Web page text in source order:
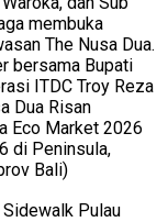
bersama Bupati
ITDC Troy Reza
Dua Risan
Eco Market 2026
di Peninsula,
Bali)
Pulau